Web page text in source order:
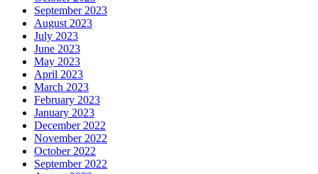
September 2023
August 2023
July 2023
June 2023
May 2023
April 2023
March 2023
February 2023
January 2023
December 2022
November 2022
October 2022
September 2022